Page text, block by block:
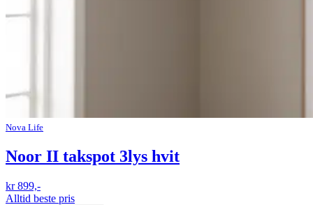
Nova Life
Noor II takspot 3lys hvit
kr 899,-
Alltid beste pris